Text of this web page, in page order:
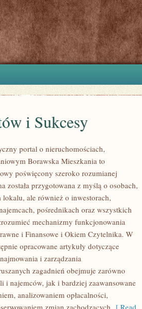
i Sukcesy
portal o nieruchomościach,
Borawska Mieszkania to
poświęcony szeroko rozumianej
została przygotowana z myślą o osobach,
ale również o inwestorach,
pośrednikach oraz wszystkich
mechanizmy funkcjonowania
i Finansowe i Okiem Czytelnika. W
opracowane artykuły dotyczące
i zarządzania
zagadnień obejmuje zarówno
i najemców, jak i bardziej zaawansowane
analizowaniem opłacalności,
zmian zachodzących [ Read